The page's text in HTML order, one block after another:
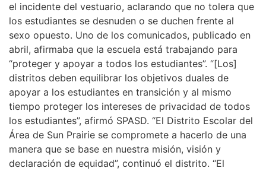
el incidente del vestuario, aclarando que no tolera que
los estudiantes se desnuden o se duchen frente al
sexo opuesto. Uno de los comunicados, publicado en
abril, afirmaba que la escuela está trabajando para
“proteger y apoyar a todos los estudiantes”. “[Los]
distritos deben equilibrar los objetivos duales de
apoyar a los estudiantes en transición y al mismo
tiempo proteger los intereses de privacidad de todos
los estudiantes”, afirmó SPASD. “El Distrito Escolar del
Área de Sun Prairie se compromete a hacerlo de una
manera que se base en nuestra misión, visión y
declaración de equidad”, continuó el distrito. “El